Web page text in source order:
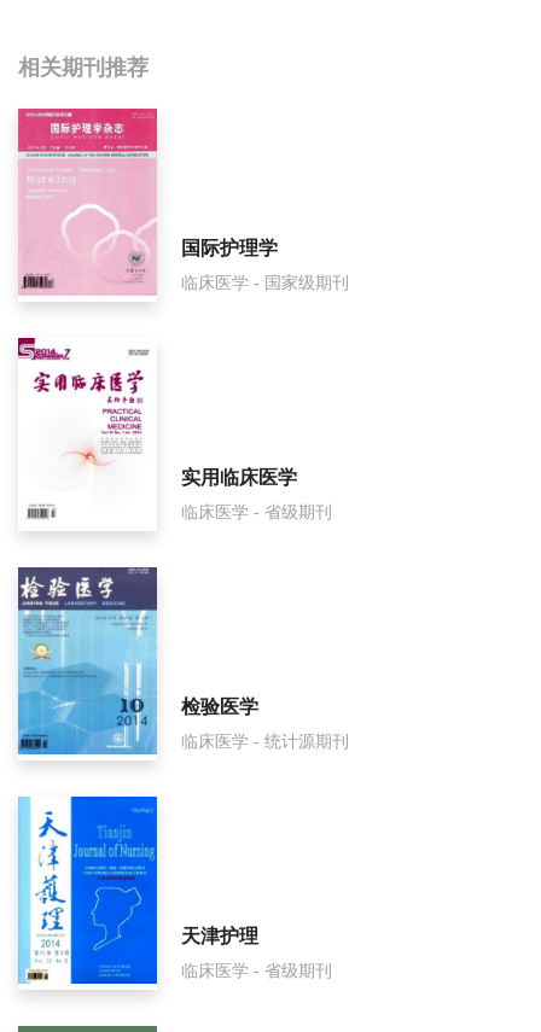
相关提问
临床肝胆病影响因子是多少？
临床肝胆病怎么样？
临床肝胆病面费如何收取？
临床肝胆病是什么级别刊物？
临床肝胆病审稿要多久？
临床肝胆病是国家级期刊吗？
相关期刊推荐
国际护理学
临床医学 - 国家级期刊
实用临床医学
临床医学 - 省级期刊
检验医学
临床医学 - 统计源期刊
天津护理
临床医学 - 省级期刊